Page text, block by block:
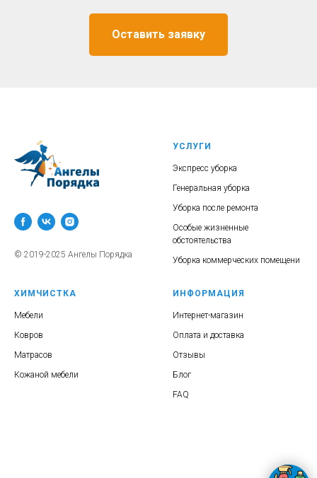
Оставить заявку
© 2019-2025 Ангелы Порядка
УСЛУГИ
Экспресс уборка
Генеральная уборка
Уборка после ремонта
Особые жизненные
обстоятельства
Уборка коммерческих помещени
ХИМЧИСТКА
Мебели
Ковров
Матрасов
Кожаной мебели
ИНФОРМАЦИЯ
Интернет-магазин
Оплата и доставка
Отзывы
Блог
FAQ